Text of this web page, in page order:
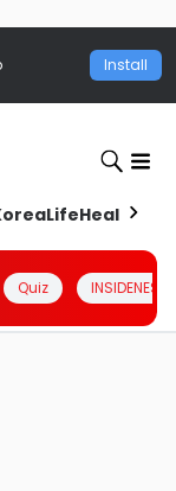
Install
LifeHealth
Quiz INSIDENESIA